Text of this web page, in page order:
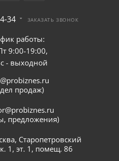
34 ЗАКАЗАТЬ ЗВОНОК
работы:
9:00-19:00,
- выходной
продаж)
предложения)
Старопетровский
1, эт. 1, помещ. 86